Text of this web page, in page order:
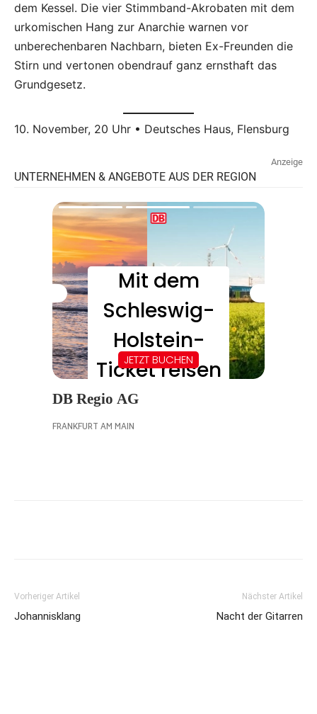
dem Kessel. Die vier Stimmband-Akrobaten mit dem
urkomischen Hang zur Anarchie warnen vor
unberechenbaren Nachbarn, bieten Ex-Freunden die
Stirn und vertonen obendrauf ganz ernsthaft das
Grundgesetz.
10. November, 20 Uhr • Deutsches Haus, Flensburg
Vorheriger Artikel
Johannisklang
Nächster Artikel
Nacht der Gitarren